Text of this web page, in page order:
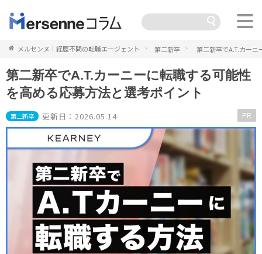
メルセンヌ｜経歴不問の転職エージェント 第二新卒 第二新卒でA.T.カー
第二新卒でA.T.カーニーに転職する可能性
を高める応募方法と選考ポイント
第二新卒 更新日：2026.05.14 PR